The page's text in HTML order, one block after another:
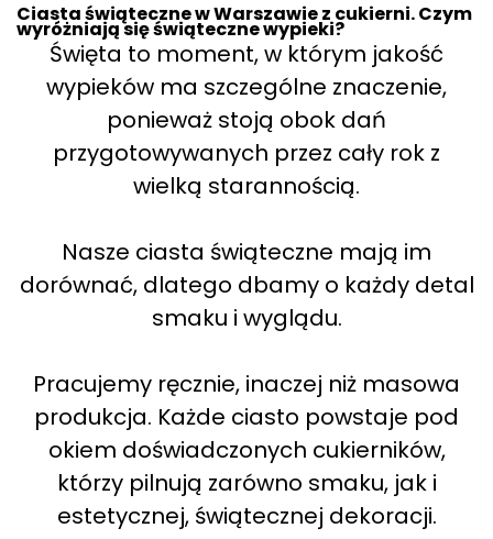
Ciasta świąteczne w Warszawie z cukierni. Czym
wyróżniają się świąteczne wypieki?
Święta to moment, w którym jakość
wypieków ma szczególne znaczenie,
ponieważ stoją obok dań
przygotowywanych przez cały rok z
wielką starannością.
Nasze ciasta świąteczne mają im
dorównać, dlatego dbamy o każdy detal
smaku i wyglądu.
Pracujemy ręcznie, inaczej niż masowa
produkcja. Każde ciasto powstaje pod
okiem doświadczonych cukierników,
którzy pilnują zarówno smaku, jak i
estetycznej, świątecznej dekoracji.